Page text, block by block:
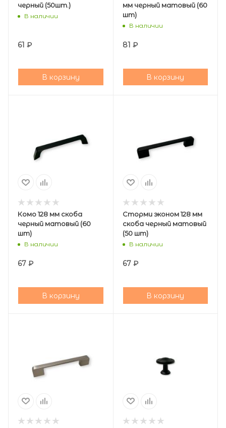
черный (50шт.)
В наличии
61 ₽
В корзину
мм черный матовый (60
шт)
В наличии
81 ₽
В корзину
Комо 128 мм скоба
черный матовый (60
шт)
В наличии
67 ₽
В корзину
Сторми эконом 128 мм
скоба черный матовый
(50 шт)
В наличии
67₽
В корзину